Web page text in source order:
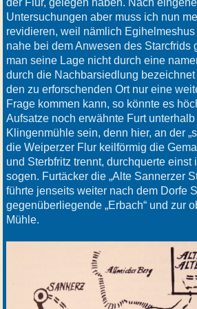
Untersuchungen aber muss ich nun
revidieren, weil nämlich
nahe bei dem Anwesen des Starcfrids
man seine Lage nicht durch eine
durch die Nachbarsiedlung
den zu erforschenden Ort nur eine
Frage kommen kann, so könnte es
Aufsatze noch erwähnte Furt
Klingenmühle sein, denn hier, an der
die Weiperzer Flur keilförmig die
und Sterbfritz trennt, durchquerte einst
sogen. Furtäcker die „Alte Sannerzer
führte jenseits weiter nach dem Dorfe
gegenüberliegende „Erbach“ und zur
Mühle.